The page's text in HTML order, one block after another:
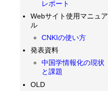
レポート
Webサイト使用マニュア
ル
CNKIの使い方
発表資料
中国学情報化の現状
と課題
OLD